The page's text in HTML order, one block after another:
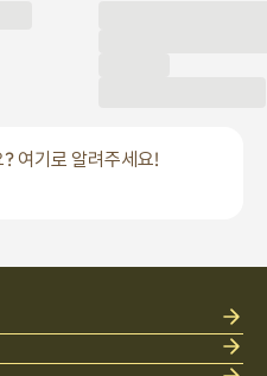
여기로 알려주세요!